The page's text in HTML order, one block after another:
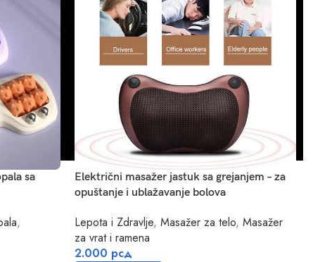
sa
,
Električni masažer jastuk sa grejanjem – za
opuštanje i ublažavanje bolova
Lepota i Zdravlje, Masažer za telo, Masažer
za vrat i ramena
2.000 рсд